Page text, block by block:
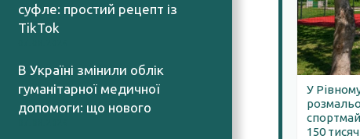
суфле: простий рецепт із
TikTok
В Україні змінили облік
гуманітарної медичної
допомоги: що нового
У
150 тисяч